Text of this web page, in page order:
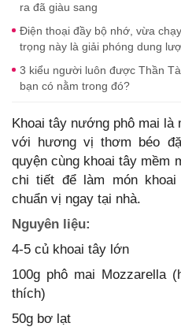
ra đã giàu sang
Điện thoại đầy bộ nhớ, vừa
trọng này là giải phóng dung
3 kiểu người luôn được Thần
bạn có nằm trong đó?
Khoai tây nướng phô mai là
với hương vị thơm béo
quyện cùng khoai tây mềm
chi tiết để làm món
chuẩn vị ngay tại nhà.
Nguyên liệu:
4-5 củ khoai tây lớn
100g phô mai Mozzarella
thích)
50g bơ lạt